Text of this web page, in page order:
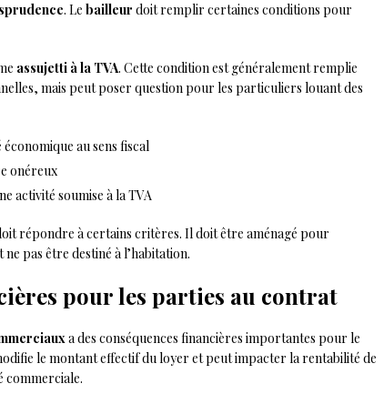
. Le bailleur doit remplir certaines conditions pour
assujetti à la TVA. Cette condition est généralement remplie
mais peut poser question pour les particuliers louant des
au sens fiscal
onéreux
activité soumise à la TVA
répondre à certains critères. Il doit être aménagé pour
pas être destiné à l’habitation.
pour les parties au contrat
a des conséquences financières importantes pour le
le montant effectif du loyer et peut impacter la rentabilité de
commerciale.